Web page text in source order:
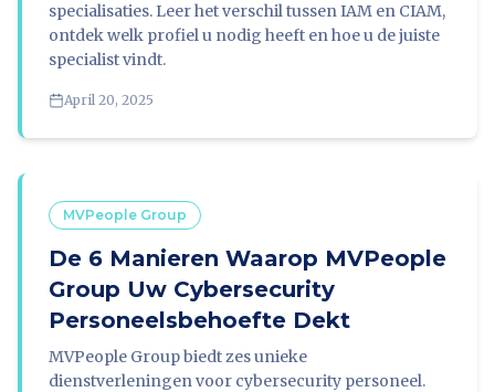
specialisaties. Leer het verschil tussen IAM en CIAM,
ontdek welk profiel u nodig heeft en hoe u de juiste
specialist vindt.
April 20, 2025
MVPeople Group
De 6 Manieren Waarop MVPeople
Group Uw Cybersecurity
Personeelsbehoefte Dekt
MVPeople Group biedt zes unieke
dienstverleningen voor cybersecurity personeel.